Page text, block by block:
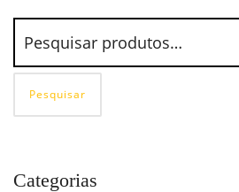
Pesquisar
Categorias